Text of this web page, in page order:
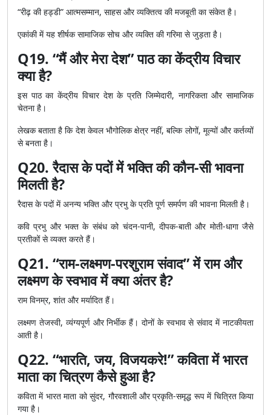
“रीढ़ की हड्डी” आत्मसम्मान, साहस और व्यक्तित्व की मजबूती का संकेत है।
एकांकी में यह शीर्षक सामाजिक सोच और व्यक्ति की गरिमा से जुड़ता है।
Q19. “मैं और मेरा देश” पाठ का केंद्रीय विचार
क्या है?
इस पाठ का केंद्रीय विचार देश के प्रति जिम्मेदारी, नागरिकता और सामाजिक
चेतना है।
लेखक बताता है कि देश केवल भौगोलिक क्षेत्र नहीं, बल्कि लोगों, मूल्यों और कर्तव्यों
से बनता है।
Q20. रैदास के पदों में भक्ति की कौन-सी भावना
मिलती है?
रैदास के पदों में अनन्य भक्ति और प्रभु के प्रति पूर्ण समर्पण की भावना मिलती है।
कवि प्रभु और भक्त के संबंध को चंदन-पानी, दीपक-बाती और मोती-धागा जैसे
प्रतीकों से व्यक्त करते हैं।
Q21. “राम-लक्ष्मण-परशुराम संवाद” में राम और
लक्ष्मण के स्वभाव में क्या अंतर है?
राम विनम्र, शांत और मर्यादित हैं।
लक्ष्मण तेजस्वी, व्यंग्यपूर्ण और निर्भीक हैं। दोनों के स्वभाव से संवाद में नाटकीयता
आती है।
Q22. “भारति, जय, विजयकरे!” कविता में भारत
माता का चित्रण कैसे हुआ है?
कविता में भारत माता को सुंदर, गौरवशाली और प्रकृति-समृद्ध रूप में चित्रित किया
गया है।